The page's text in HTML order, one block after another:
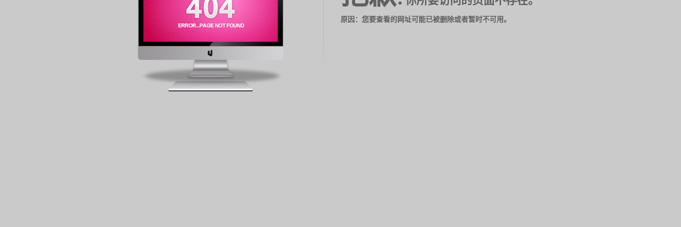
原因：您要查看的网址可能已被删除或者暂时不可用。